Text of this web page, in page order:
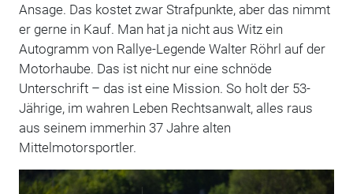
Ansage. Das kostet zwar Strafpunkte, aber das nimmt
er gerne in Kauf. Man hat ja nicht aus Witz ein
Autogramm von Rallye-Legende Walter Röhrl auf der
Motorhaube. Das ist nicht nur eine schnöde
Unterschrift – das ist eine Mission. So holt der 53-
Jährige, im wahren Leben Rechtsanwalt, alles raus
aus seinem immerhin 37 Jahre alten
Mittelmotorsportler.